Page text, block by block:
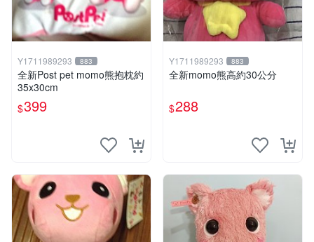
Y1711989293 883
全新Post pet momo熊抱枕約
35x30cm
$399
Y1711989293 883
全新momo熊高約30公分
$288